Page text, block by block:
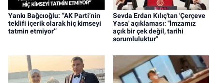
Yankı Bağcıoğlu: ‘’AK Parti’nin
teklifi içerik olarak hiç kimseyi
tatmin etmiyor’’
Sevda Erdan Kılıç'tan 'Çerçeve
Yasa' açıklaması: "İmzamız
açık bir çek değil, tarihi
sorumluluktur"